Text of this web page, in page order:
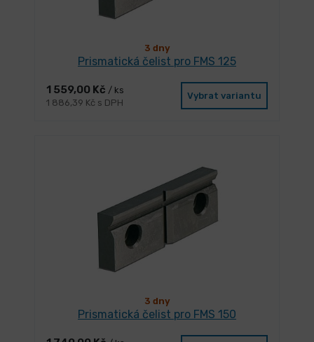
3 dny
Prismatická čelist pro FMS 125
1 559,00 Kč / ks
1 886,39 Kč s DPH
Vybrat variantu
3 dny
Prismatická čelist pro FMS 150